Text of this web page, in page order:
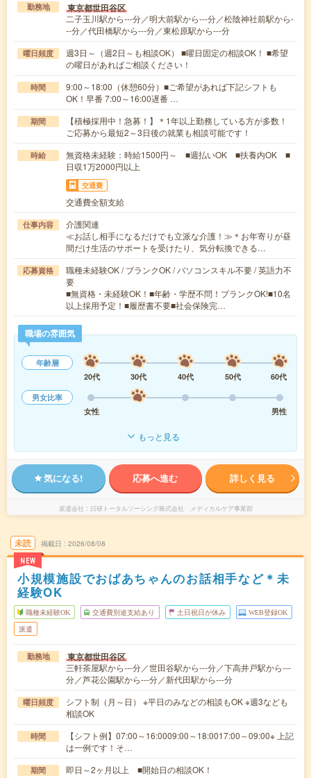
勤務地 東京都世田谷区
二子玉川駅から---分／明大前駅から---分／松陰神社前駅から-
--分／代田橋駅から---分／東松原駅から---分
曜日頻度
週3日～（週2日～も相談OK） ■曜日固定の相談OK！ ■希望
の曜日があればご相談ください！
時間
9:00～18:00（休憩60分）■ご希望があれば下記シフトも
OK！早番 7:00～16:00遅番 …
期間
【積極採用中！急募！】＊1年以上勤務している方が多数！
ご応募から最短2～3日後の就業も相談可能です！
時給
無資格未経験：時給1500円～ ■週払いOK ■扶養内OK ■
日収1万2000円以上
交通費
交通費全額支給
仕事内容
介護関連
≪お話し相手になるだけでも立派な介護！≫＊お年寄りが昼
間だけ生活のサポートを受けたり、気分転換できる…
応募資格
職種未経験OK / ブランクOK / パソコンスキル不要 / 英語力不
要
■無資格・未経験OK！■年齢・学歴不問！ブランクOK!■10名
以上採用予定！■履歴書不要■社会保険完…
職場の雰囲気
年齢層
20代
30代 40代 50代
60代
男女比率
女性
男性
もっと見る
気になる! 応募へ進む 詳しく見る
派遣会社 日研トータルソーシング株式会社 メディカルケア事業部
未読
NEW
掲載日 2026/08/08
小規模施設でおばあちゃんのお話相手など＊未
経験OK
職種未経験OK 交通費別途支給あり 土日祝日が休み WEB登録OK
派遣
勤務地 東京都世田谷区
三軒茶屋駅から---分／世田谷駅から---分／下高井戸駅から---
分／芦花公園駅から---分／新代田駅から---分
曜日頻度
シフト制（月～日） ※平日のみなどの相談もOK ※週3なども
相談OK
時間
【シフト例】07:00～16:0009:00～18:0017:00～09:00※ 上記
は一例です！そ…
期間 即日～2ヶ月以上 ■開始日の相談OK！